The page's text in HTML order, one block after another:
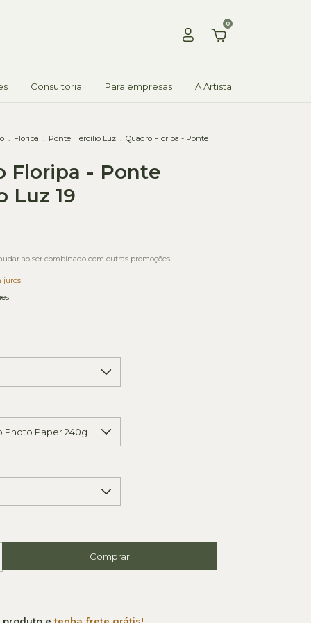
0
Consultoria Para empresas A Artista
. Floripa . Ponte Hercílio Luz . Quadro Floripa - Ponte
Floripa - Ponte
Luz 19
ao ser combinado com outras promoções.
juros